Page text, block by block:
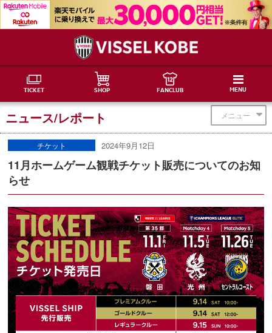
TICKET SHOP FANCLUB MENU
メニュー
ニュース/レポート
チケット 2024年9月12日
11月ホームゲーム観戦チケット販売についてのお知
らせ